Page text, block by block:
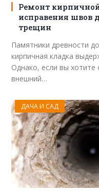
Ремонт
исправения швов
трещин
Памятники древности
кирпичная кладка
Однако, если вы хотите
внешний…
ДАЧА И САД